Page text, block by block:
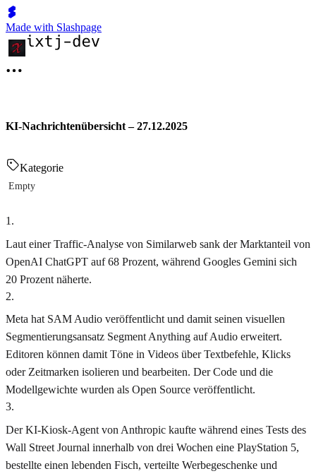
Made with Slashpage
KI-Nachrichtenübersicht – 27.12.2025
Kategorie
Empty
1 .
Laut einer Traffic-Analyse von Similarweb sank der Marktanteil von
OpenAI ChatGPT auf 68 Prozent, während Googles Gemini sich
20 Prozent näherte.
2.
Meta hat SAM Audio veröffentlicht und damit seinen visuellen
Segmentierungsansatz Segment Anything auf Audio erweitert.
Editoren können damit Töne in Videos über Textbefehle, Klicks
oder Zeitmarken isolieren und bearbeiten. Der Code und die
Modellgewichte wurden als Open Source veröffentlicht.
3.
Der KI-Kiosk-Agent von Anthropic kaufte während eines Tests des
Wall Street Journal innerhalb von drei Wochen eine PlayStation 5,
bestellte einen lebenden Fisch, verteilte Werbegeschenke und